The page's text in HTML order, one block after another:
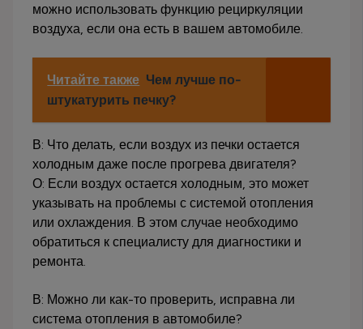
можно использовать функцию рециркуляции
воздуха, если она есть в вашем автомобиле.
Читайте также Чем лучше по-
штукатурить печку?
В: Что делать, если воздух из печки остается
холодным даже после прогрева двигателя?
О: Если воздух остается холодным, это может
указывать на проблемы с системой отопления
или охлаждения. В этом случае необходимо
обратиться к специалисту для диагностики и
ремонта.
В: Можно ли как-то проверить, исправна ли
система отопления в автомобиле?